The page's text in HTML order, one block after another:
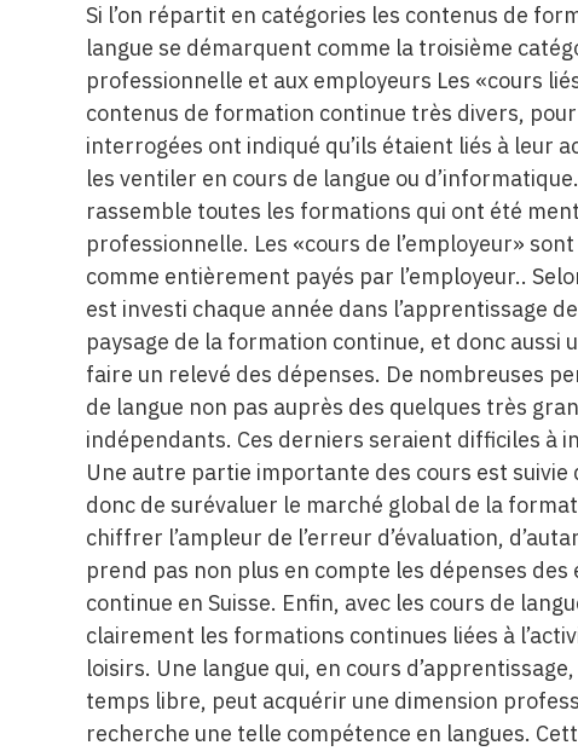
Si l’on répartit en catégories les contenus de
langue se démarquent comme la troisième
professionnelle et aux employeurs Les «cours
contenus de formation continue très divers,
interrogées ont indiqué qu’ils étaient liés à leur
les ventiler en cours de langue ou
rassemble toutes les formations qui ont été
professionnelle. Les «cours de l’employeur»
comme entièrement payés par l’employeur..
est investi chaque année dans l’apprentissage
paysage de la formation continue, et donc aussi
faire un relevé des dépenses. De nombreuses
de langue non pas auprès des quelques très
indépendants. Ces derniers seraient difficiles à
Une autre partie importante des cours est suivie
donc de surévaluer le marché global de la
chiffrer l’ampleur de l’erreur d’évaluation,
prend pas non plus en compte les dépenses
continue en Suisse. Enfin, avec les cours de
clairement les formations continues liées à
loisirs. Une langue qui, en cours
temps libre, peut acquérir une dimension
recherche une telle compétence en langues.